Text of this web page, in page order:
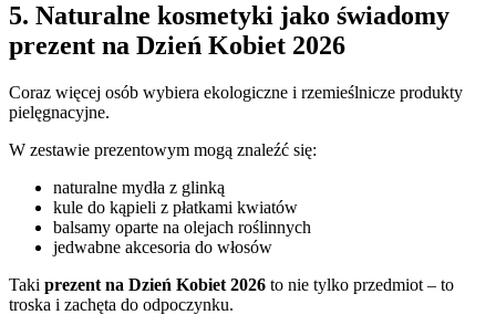
5. Naturalne kosmetyki jako świadomy
prezent na Dzień Kobiet 2026
Coraz więcej osób wybiera ekologiczne i rzemieślnicze produkty
pielęgnacyjne.
W zestawie prezentowym mogą znaleźć się:
naturalne mydła z glinką
kule do kąpieli z płatkami kwiatów
balsamy oparte na olejach roślinnych
jedwabne akcesoria do włosów
Taki prezent na Dzień Kobiet 2026 to nie tylko przedmiot – to
troska i zachęta do odpoczynku.